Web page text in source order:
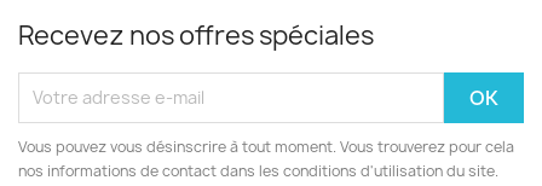
Recevez nos offres spéciales
Vous pouvez vous désinscrire à tout moment. Vous trouverez pour cela
nos informations de contact dans les conditions d'utilisation du site.